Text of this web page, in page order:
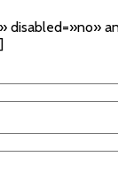
disabled=»no»